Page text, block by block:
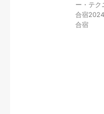
ー・テク
合宿2024
合宿